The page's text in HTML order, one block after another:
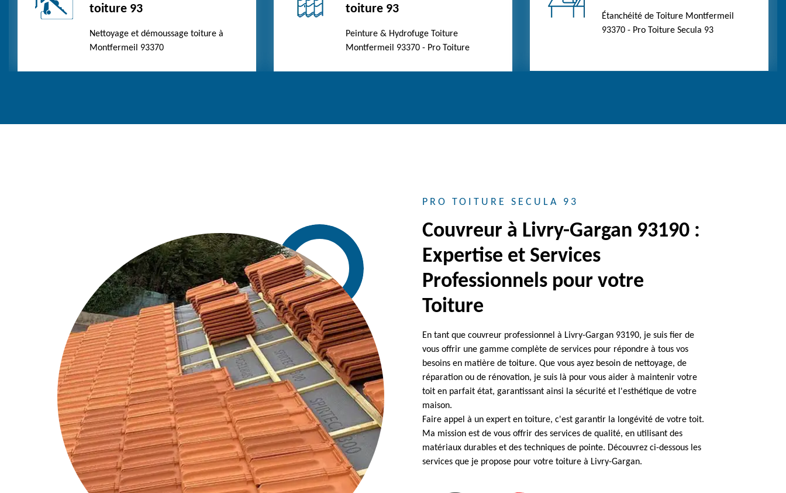
toiture 93
Nettoyage et démoussage toiture à
Montfermeil 93370
toiture 93
Peinture & Hydrofuge Toiture
Montfermeil 93370 - Pro Toiture
Étanchéité de Toiture Montfermeil
93370 - Pro Toiture Secula 93
PRO TOITURE SECULA 93
Couvreur à Livry-Gargan 93190 :
Expertise et Services
Professionnels pour votre
Toiture
En tant que couvreur professionnel à Livry-Gargan 93190, je suis fier de
vous offrir une gamme complète de services pour répondre à tous vos
besoins en matière de toiture. Que vous ayez besoin de nettoyage, de
réparation ou de rénovation, je suis là pour vous aider à maintenir votre
toit en parfait état, garantissant ainsi la sécurité et l'esthétique de votre
maison.
Faire appel à un expert en toiture, c'est garantir la longévité de votre toit.
Ma mission est de vous offrir des services de qualité, en utilisant des
matériaux durables et des techniques de pointe. Découvrez ci-dessous les
services que je propose pour votre toiture à Livry-Gargan.